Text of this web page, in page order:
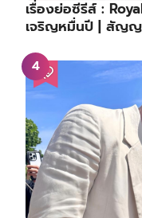
เรื่องย่อซีรีส์ :
เจริญหมื่นปี | สัญญ